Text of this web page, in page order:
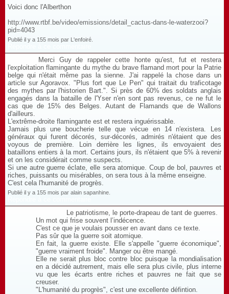
Voici donc l'Alberthon
http://www.rtbf.be/video/emissions/detail_cactus-dans-le-waterzooi?
pid=4043
Publié il y a 155 mois par L'enfoiré.
Merci Guy de rappeler cette honte qu'est, fut et restera
l'exploitation flamingante du mythe du brave flamand mort pour la Patrie
belge qui n'était même pas la sienne. J'ai rappelé la chose dans un
article sur Agoravox. "Plus fort que Le Pen" qui traitait du traficotage
des mythes par l'historien Bart.". Si près de 60% des soldats anglais
engagés dans la bataille de l'Yser n'en sont pas revenus, ce ne fut le
cas que de 15% des Belges. Autant de Flamands que de Wallons
d'ailleurs.
L'extrême-droite flamingante est et restera inguérissable.
Jamais plus une boucherie telle que vécue en 14 n'existera. Les
généraux qui furent décorés, sur-décorés, admirés n'étaient que des
voyous de première. Loin derrière les lignes, ils envoyaient des
bataillons entiers à la mort. Certains jours, ils n'étaient que 5% à revenir
et on les considérait comme suspects.
Si une autre guerre éclate, elle sera atomique. Coup de bol, pauvres et
riches, puissants ou misérables, on sera tous à la même enseigne.
C'est cela l'humanité de progrès.
Publié il y a 155 mois par alain sapanhine.
Le patriotisme, le porte-drapeau de tant de guerres.
Un mot qui frise souvent l’indécence.
C'est ce que je voulais pousser en avant dans ce texte.
Pas sûr que la guerre soit atomique.
En fait, la guerre existe. Elle s'appelle "guerre économique",
"guerre vraiment froide". Manger ou être mangé.
Elle ne serait plus bloc contre bloc puisque la mondialisation
en a décidé autrement, mais elle sera plus civile, plus interne
vu que les écarts entre riches et pauvres ne fait que se
creuser.
"L'humanité du progrès", c'est une excellente défintion.